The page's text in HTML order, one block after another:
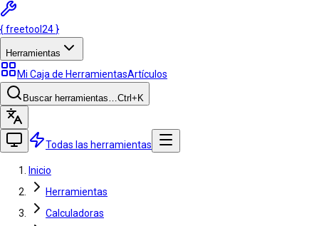
{freetool 24 }
Herramientas
Mi Caja de HerramientasArtículos
Buscar herramientas…Ctrl +K
Todas las herramientas
Inicio
Herramientas
Calculadoras